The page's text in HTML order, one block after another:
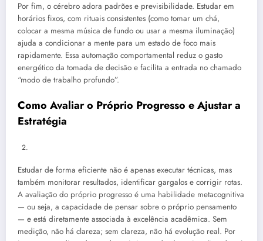
Por fim, o cérebro adora padrões e previsibilidade. Estudar em
horários fixos, com rituais consistentes (como tomar um chá,
colocar a mesma música de fundo ou usar a mesma iluminação)
ajuda a condicionar a mente para um estado de foco mais
rapidamente. Essa automação comportamental reduz o gasto
energético da tomada de decisão e facilita a entrada no chamado
“modo de trabalho profundo”.
Como Avaliar o Próprio Progresso e Ajustar a
Estratégia
Estudar de forma eficiente não é apenas executar técnicas, mas
também monitorar resultados, identificar gargalos e corrigir rotas.
A avaliação do próprio progresso é uma habilidade metacognitiva
— ou seja, a capacidade de pensar sobre o próprio pensamento
— e está diretamente associada à excelência acadêmica. Sem
medição, não há clareza; sem clareza, não há evolução real. Por